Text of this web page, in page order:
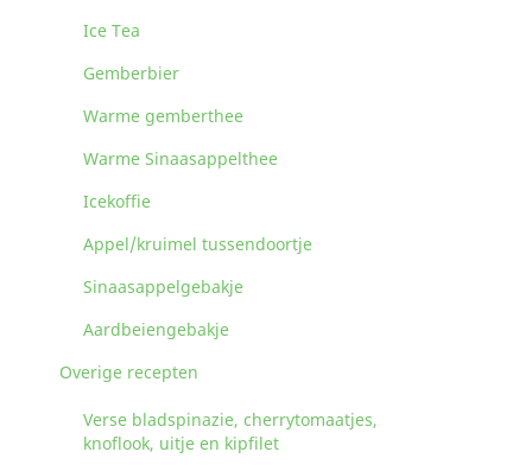
Ice Tea
Gemberbier
Warme gemberthee
Warme Sinaasappelthee
Icekoffie
Appel/kruimel tussendoortje
Sinaasappelgebakje
Aardbeiengebakje
Overige recepten
Verse bladspinazie, cherrytomaatjes,
knoflook, uitje en kipfilet